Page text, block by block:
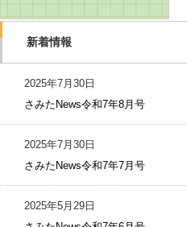
新着情報
2025年7月30日
さみたNews令和7年8月号
2025年7月30日
さみたNews令和7年7月号
2025年5月29日